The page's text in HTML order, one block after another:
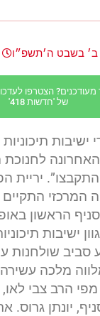
ב׳ בשבט ה׳תשפ״ו
מעודכנים? הצטרפו
של 'חדשות 418'
לחנוכת
יריית
המרכזי
הראשון
ישיבות
סביב שולחנות
מלכה
הרב צבי לאו,
יונתן